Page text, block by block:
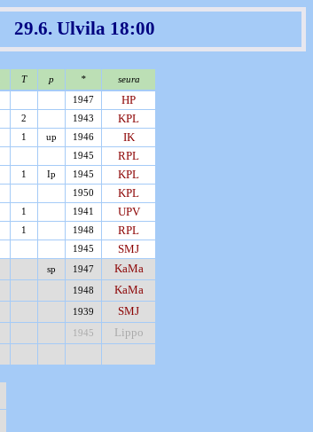
29.6. Ulvila 18:00
T p * seura
1947 HP
2 1943 KPL
1 up 1946 IK
1945 RPL
1 Ip 1945 KPL
1950 KPL
1 1941 UPV
1 1948 RPL
1945 SMJ
sp 1947 KaMa
1948 KaMa
1939 SMJ
1945 Lippo